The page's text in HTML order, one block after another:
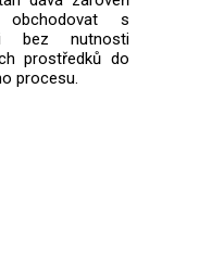
obchodovat s
bez nutnosti
prostředků do
procesu.